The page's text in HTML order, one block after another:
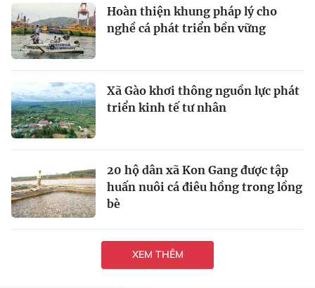
Hoàn thiện khung pháp lý cho
nghề cá phát triển bền vững
Xã Gào khơi thông nguồn lực phát
triển kinh tế tư nhân
20 hộ dân xã Kon Gang được tập
huấn nuôi cá điêu hồng trong lồng
bè
XEM THÊM